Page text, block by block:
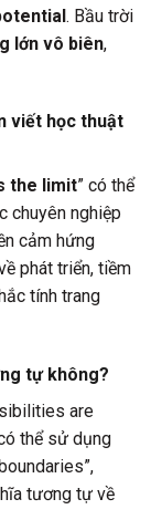
. Bầu trời
lớn vô biên,
viết học thuật
the limit” có thể
chuyên nghiệp
cảm hứng
phát triển, tiềm
tính trang
tự không?
are
thể sử dụng
tương tự về